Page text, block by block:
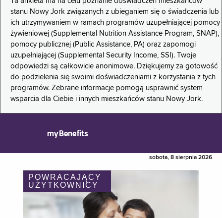
stanu Nowy Jork związanych z ubieganiem się o świadczenia lub
ich utrzymywaniem w ramach programów uzupełniającej pomocy
żywieniowej (Supplemental Nutrition Assistance Program, SNAP),
pomocy publicznej (Public Assistance, PA) oraz zapomogi
uzupełniającej (Supplemental Security Income, SSI). Twoje
odpowiedzi są całkowicie anonimowe. Dziękujemy za gotowość
do podzielenia się swoimi doświadczeniami z korzystania z tych
programów. Zebrane informacje pomogą usprawnić system
wsparcia dla Ciebie i innych mieszkańców stanu Nowy Jork.
myBenefits
sobota, 8 sierpnia 2026
POWRACAJĄCY
UŻYTKOWNICY